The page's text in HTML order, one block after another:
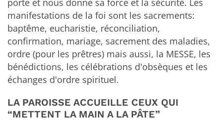
porte et nous donne sa force et la sécurité. Les
manifestations de la foi sont les sacrements:
baptême, eucharistie, réconciliation,
confirmation, mariage, sacrement des maladies,
ordre (pour les prêtres) mais aussi, la MESSE, les
bénédictions, les célébrations d'obsèques et les
échanges d'ordre spirituel.
LA PAROISSE ACCUEILLE CEUX QUI
“METTENT LA MAIN A LA PÂTE”